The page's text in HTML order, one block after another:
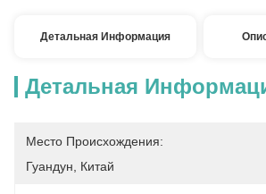
Детальная Информация
Детальная
Место Происхождения:
Гуандун, Китай